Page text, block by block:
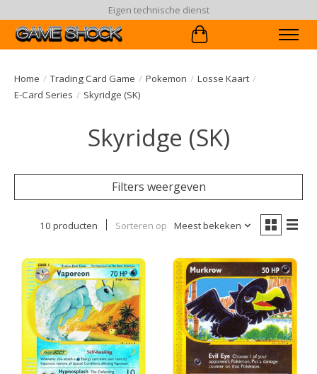
Eigen technische dienst
Winkelwagen
Home / Trading Card Game / Pokemon / Losse Kaart /
E-Card Series / Skyridge (SK)
Skyridge (SK)
Filters weergeven
10 producten Sorteren op Meest bekeken